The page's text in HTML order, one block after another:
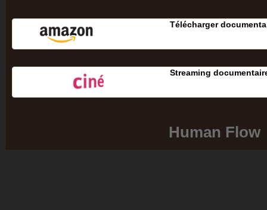
Télécharger
Streaming
Human Flow